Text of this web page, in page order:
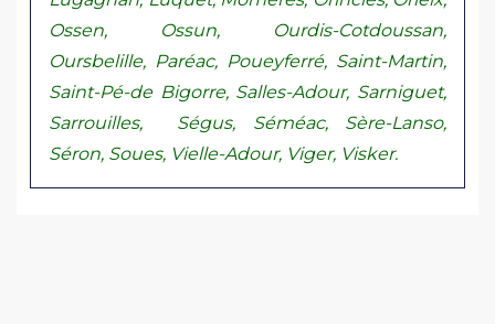
Ossen, Ossun, Ourdis-Cotdoussan,
Oursbelille, Paréac, Poueyferré, Saint-Martin,
Saint-Pé-de Bigorre, Salles-Adour, Sarniguet,
Sarrouilles, Ségus, Séméac, Sère-Lanso,
Séron, Soues, Vielle-Adour, Viger, Visker.